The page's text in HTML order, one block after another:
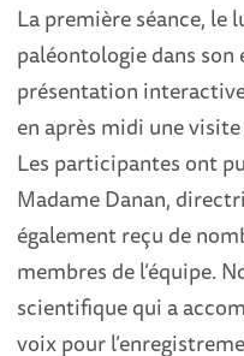
La première séance, le
paléontologie dans
présentation
en après midi une
Les participantes ont
Madame Danan,
également reçu de
membres de l’équipe.
scientifique qui a
voix pour